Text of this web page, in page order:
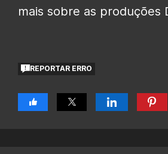
mais sobre as produções
REPORTAR ERRO